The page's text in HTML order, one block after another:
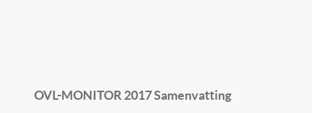
OVL-MONITOR 2017 Samenvatting